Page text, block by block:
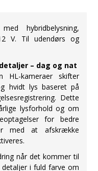
hybridbelysning,
V. Til udendørs og
– dag og nat
HL-kameraer skifter
hvidt lys baseret på
Dette
lysforhold og om
for bedre
med at afskrække
når det kommer til
i fuld farve om